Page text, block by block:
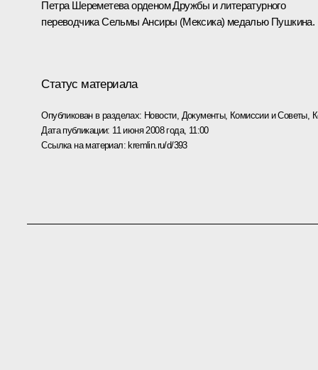
Петра Шереметеваорденом Дружбы и литературного
переводчика Сельмы Ансиры (Мексика) медалью Пушкина.
Статус материала
Опубликован в разделах: Новости, Документы, Комиссии и Советы,
Дата публикации: 11 июня 2008 года, 11:00
Ссылка на материал:kremlin.ru/d/393